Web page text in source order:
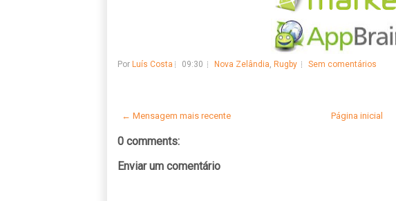
Por Luís Costa 09:30 Nova Zelândia, Rugby Sem comentários
← Mensagem mais recente Página inicial
0 comments:
Enviar um comentário